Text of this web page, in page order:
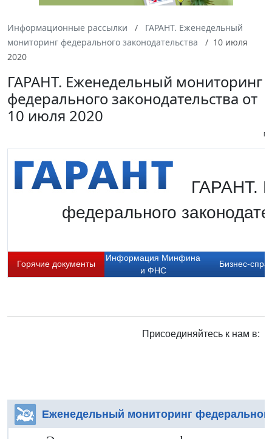
Информационные рассылки
ГАРАНТ. Еженедельный
мониторинг федерального законодательства
10 июля
2020
ГАРАНТ. Еженедельный мониторинг
федерального законодательства от
10 июля 2020
ГАРАНТ.
федерального
Горячие документы
Информация Минфина
и ФНС
Бизнес-
Присоединяйтесь к нам в:
Еженедельный мониторинг